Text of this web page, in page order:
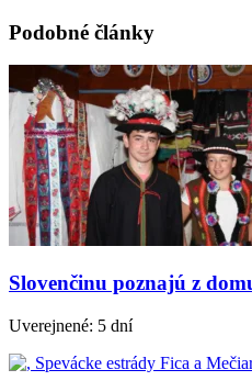
Podobné články
Slovenčinu poznajú z
Uverejnené: 5 dní